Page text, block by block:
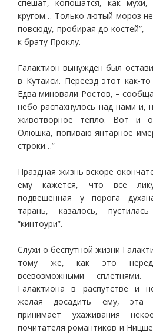
спешат, копошатся, как
кругом… Только лютый мороз
повсюду, пробирая до костей”,
к брату Проклу.
Галактион вынужден был
в Кутаиси. Переезд этот как-
Едва миновали Ростов, –
небо распахнулось над нами и,
животворное тепло. Вот и
Олюшка, попиваю янтарное
строки…”
Праздная жизнь вскоре
ему кажется, что все
подвешенная у порога
тарань, казалось,
“кинтоури”.
Слухи о беспутной жизни
тому же, как это
всевозможными
Галактиона в распутстве и
желая досадить ему, эта
принимает ухаживания
почитателя романтиков и